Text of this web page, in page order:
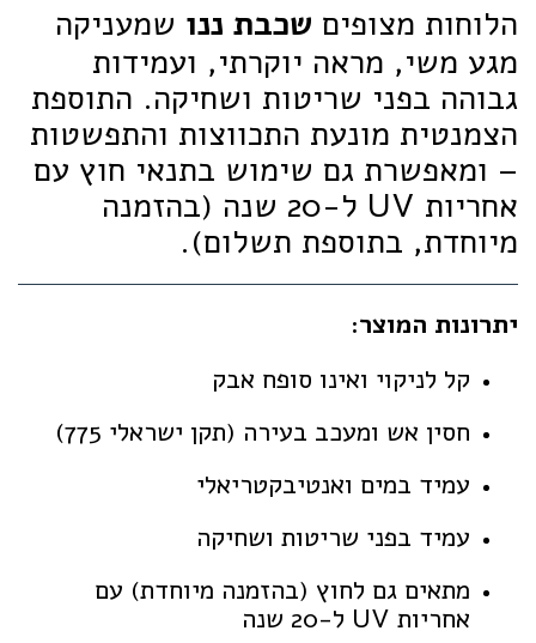
הלוחות מצופים שכבת ננו שמעניקה
מגע משי, מראה יוקרתי, ועמידות
גבוהה בפני שריטות ושחיקה. התוספת
הצמנטית מונעת התכווצות והתפשטות
– ומאפשרת גם שימוש בתנאי חוץ עם
אחריות UV ל-20 שנה (בהזמנה
מיוחדת, בתוספת תשלום).
יתרונות המוצר:
קל לניקוי ואינו סופח אבק
חסין אש ומעכב בעירה (תקן ישראלי 775)
עמיד במים ואנטיבקטריאלי
עמיד בפני שריטות ושחיקה
מתאים גם לחוץ (בהזמנה מיוחדת) עם
אחריות UV ל-20 שנה